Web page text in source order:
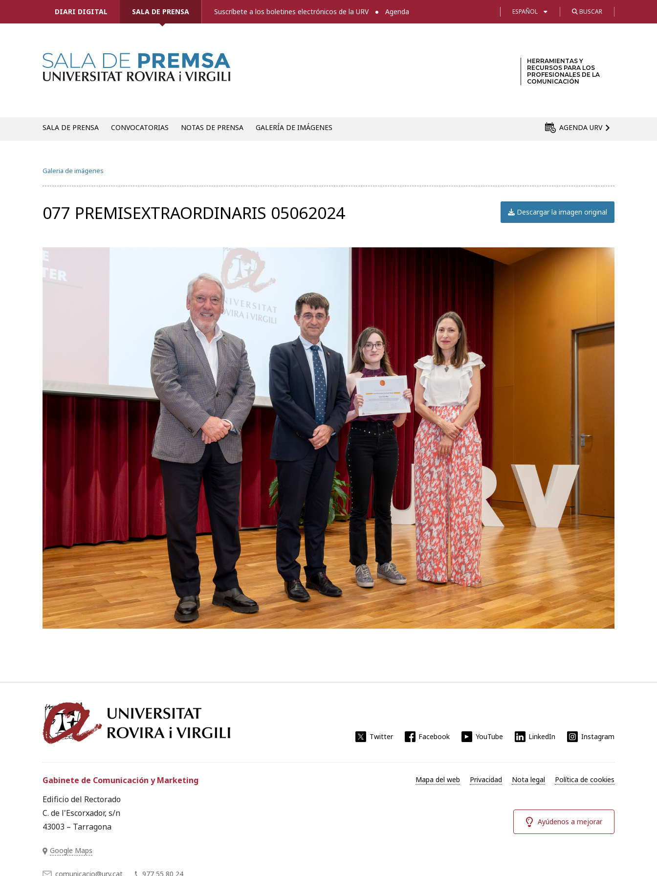
DIARI DIGITAL SALA DE PRENSA Suscríbete a los boletines electrónicos de la URV Agenda ESPAÑOL BUSCAR
HERRAMIENTAS Y
RECURSOS PARA LOS
PROFESIONALES DE LA
COMUNICACIÓN
SALA DE PRENSA CONVOCATORIAS NOTAS DE PRENSA GALERÍA DE IMÁGENES AGENDA URV
Galeria de imágenes
077 PREMISEXTRAORDINARIS 05062024 Descargar la imagen original
Twitter Facebook YouTube LinkedIn Instagram
Gabinete de Comunicación y Marketing
Edificio del Rectorado
C. de l'Escorxador, s/n
43003 – Tarragona
Google Maps
comunicacio@urv.cat 977 55 80 24
Mapa del web Privacidad Nota legal Política de cookies
Ayúdenos a mejorar